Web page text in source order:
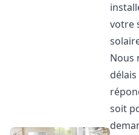
votre
Nous
soit